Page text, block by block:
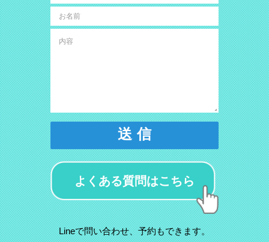
送 信
よくある質問はこちら
Lineで問い合わせ、予約もできます。